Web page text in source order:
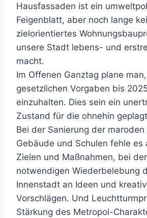
Hausfassaden ist ein
Feigenblatt, aber noch lange
zielorientiertes
unsere Stadt lebens- und
macht.
Im Offenen Ganztag plane
gesetzlichen Vorgaben bis
einzuhalten. Dies sein ein
Zustand für die ohnehin
Bei der Sanierung der
Gebäude und Schulen fehle es
Zielen und Maßnahmen, bei
notwendigen Wiederbelebung
Innenstadt an Ideen und
Vorschlägen. Und
Stärkung des Metropol-